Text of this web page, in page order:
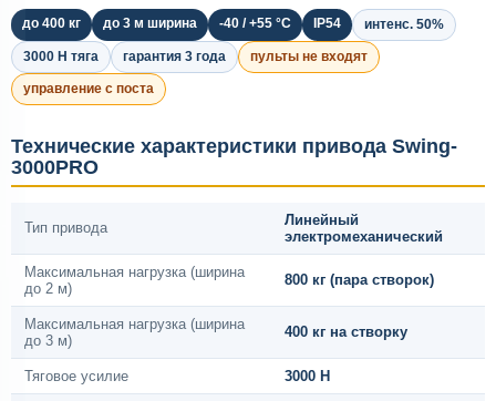
до 400 кг до 3 м ширина -40 / +55 °C IP54 интенс. 50%
3000 Н тяга гарантия 3 года пульты не входят
управление с поста
Технические характеристики привода Swing-
3000PRO
Тип привода
Линейный
электромеханический
Максимальная нагрузка (ширина
до 2 м)
800 кг (пара створок)
Максимальная нагрузка (ширина
до 3 м)
400 кг на створку
Тяговое усилие 3000 Н